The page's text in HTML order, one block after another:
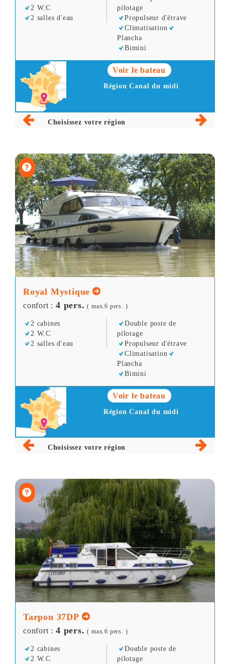
2 W.C
2 salles d'eau
pilotage
Propulseur d'étrave
Climatisation
Plancha
Bimini
Voir le bateau
Région Canal du midi
Choisissez votre région
Royal Mystique
confort : 4 pers. ( max.6 pers. )
2 cabines
2 W.C
2 salles d'eau
Double poste de
pilotage
Propulseur d'étrave
Climatisation
Plancha
Bimini
Voir le bateau
Région Canal du midi
Choisissez votre région
Tarpon 37DP
confort : 4 pers. ( max.6 pers. )
2 cabines
2 W.C
Double poste de
pilotage